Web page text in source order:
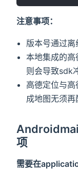
注意事项：
版本号通过
本地集成的
则会导致sdk
高德定位与
成地图无须再
项
需要在